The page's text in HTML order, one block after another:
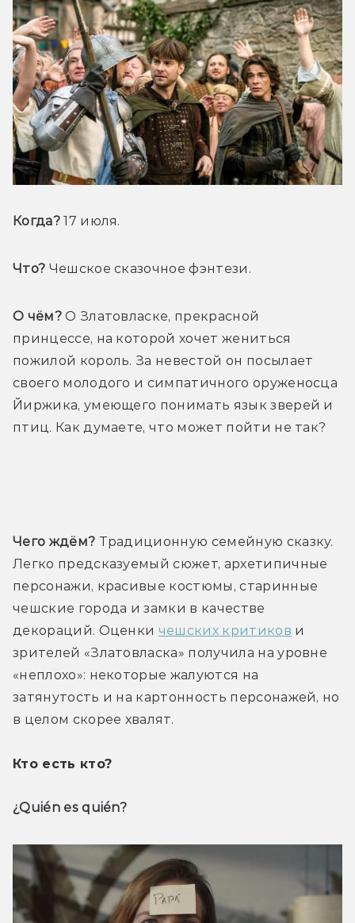
Когда? 17 июля.
Что? Чешское сказочное фэнтези.
О чём? О Златовласке, прекрасной
принцессе, на которой хочет жениться
пожилой король. За невестой он посылает
своего молодого и симпатичного оруженосца
Йиржика, умеющего понимать язык зверей и
птиц. Как думаете, что может пойти не так?
Чего ждём? Традиционную семейную сказку.
Легко предсказуемый сюжет, архетипичные
персонажи, красивые костюмы, старинные
чешские города и замки в качестве
декораций. Оценки чешских критиков и
зрителей «Златовласка» получила на уровне
«неплохо»: некоторые жалуются на
затянутость и на картонность персонажей, но
в целом скорее хвалят.
Кто есть кто?
¿Quién es quién?